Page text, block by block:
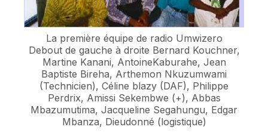
La première équipe de radio Umwizero
Debout de gauche à droite Bernard Kouchner,
Martine Kanani, AntoineKaburahe, Jean
Baptiste Bireha, Arthemon Nkuzumwami
(Technicien), Céline blazy (DAF), Philippe
Perdrix, Amissi Sekembwe (+), Abbas
Mbazumutima, Jacqueline Segahungu, Edgar
Mbanza, Dieudonné (logistique)